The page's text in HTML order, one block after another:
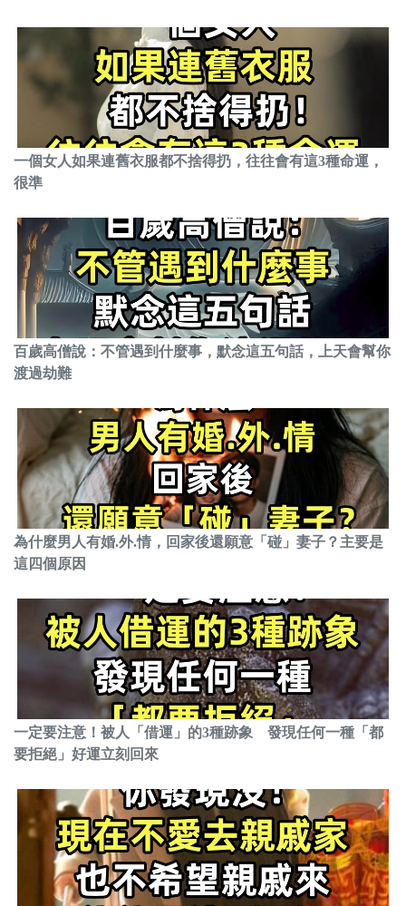
一個女人如果連舊衣服都不捨得扔，往往會有這3種命運，
很準
百歲高僧說：不管遇到什麼事，默念這五句話，上天會幫你
渡過劫難
為什麼男人有婚.外.情，回家後還願意「碰」妻子？主要是
這四個原因
一定要注意！被人「借運」的3種跡象 發現任何一種「都
要拒絕」好運立刻回來